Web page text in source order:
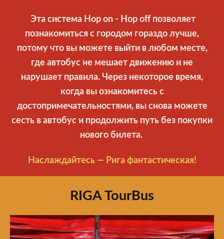
Эта система Hop on - Hop off позволяет
познакомиться с городом гораздо лучше,
потому что вы можете выйти в любом месте,
где автобус не мешает движению и не
нарушает правила. Через некоторое время,
когда вы ознакомитесь с
достопримечательностями, вы снова можете
сесть в автобус и продолжить путь без покупки
нового билета.
Наслаждайтесь — Рига фантастическая!
RIGA TourBus